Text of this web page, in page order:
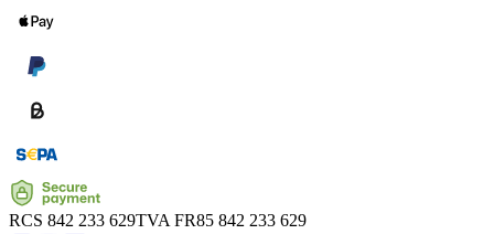
RCS 842 233 629TVA FR85 842 233 629